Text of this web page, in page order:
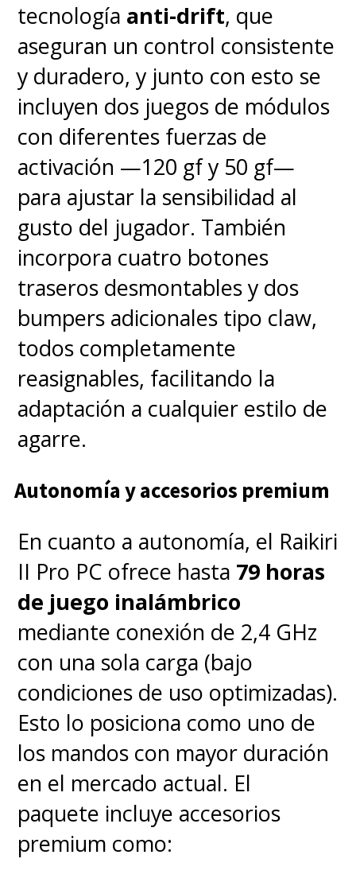
tecnología anti-drift, que
aseguran un control consistente
y duradero, y junto con esto se
incluyen dos juegos de módulos
con diferentes fuerzas de
activación —120 gf y 50 gf—
para ajustar la sensibilidad al
gusto del jugador. También
incorpora cuatro botones
traseros desmontables y dos
bumpers adicionales tipo claw,
todos completamente
reasignables, facilitando la
adaptación a cualquier estilo de
agarre.
Autonomía y accesorios premium
En cuanto a autonomía, el Raikiri
II Pro PC ofrece hasta 79 horas
de juego inalámbrico
mediante conexión de 2,4 GHz
con una sola carga (bajo
condiciones de uso optimizadas).
Esto lo posiciona como uno de
los mandos con mayor duración
en el mercado actual. El
paquete incluye accesorios
premium como: